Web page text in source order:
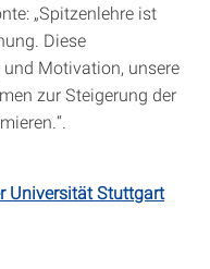
„Spitzenlehre ist
Diese
Motivation, unsere
zur Steigerung der
Universität Stuttgart